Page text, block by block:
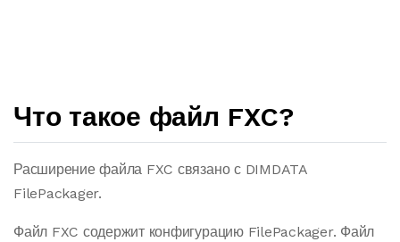
Что такое файл FXC?
Расширение файла FXC связано с DIMDATA
FilePackager.
Файл FXC содержит конфигурацию FilePackager. Файл